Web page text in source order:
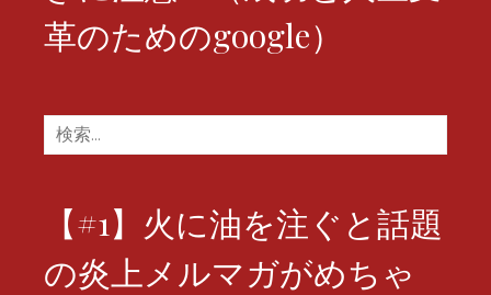
革のためのgoogle）
検
索:
【#1】火に油を注ぐと話題
の炎上メルマガがめちゃ